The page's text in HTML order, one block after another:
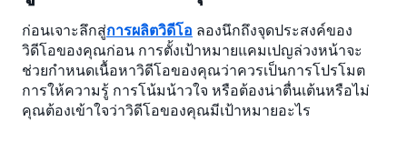
ก่อนเจาะลึกสู่การผลิตวิดีโอ ลองนึกถึงจุดประสงค์ของ
วิดีโอของคุณก่อน การตั้งเป้าหมายแคมเปญล่วงหน้าจะ
ช่วยกำหนดเนื้อหาวิดีโอของคุณว่าควรเป็นการโปรโมต
การให้ความรู้ การโน้มน้าวใจ หรือต้องน่าตื่นเต้นหรือไม่
คุณต้องเข้าใจว่าวิดีโอของคุณมีเป้าหมายอะไร